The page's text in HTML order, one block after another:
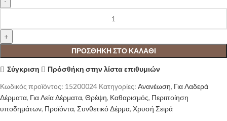
ΠΡΟΣΘΉΚΗ ΣΤΟ ΚΑΛΆΘΙ
Σύγκριση
Πρόσθήκη στην λίστα επιθυμιών
Κωδικός προϊόντος: 15200024 Κατηγορίες: Ανανέωση, Για Λαδερά
Δέρματα, Για Λεία Δέρματα, Θρέψη, Καθαρισμός, Περιποίηση
υποδημάτων, Προϊόντα, Συνθετικό Δέρμα, Χρυσή Σειρά